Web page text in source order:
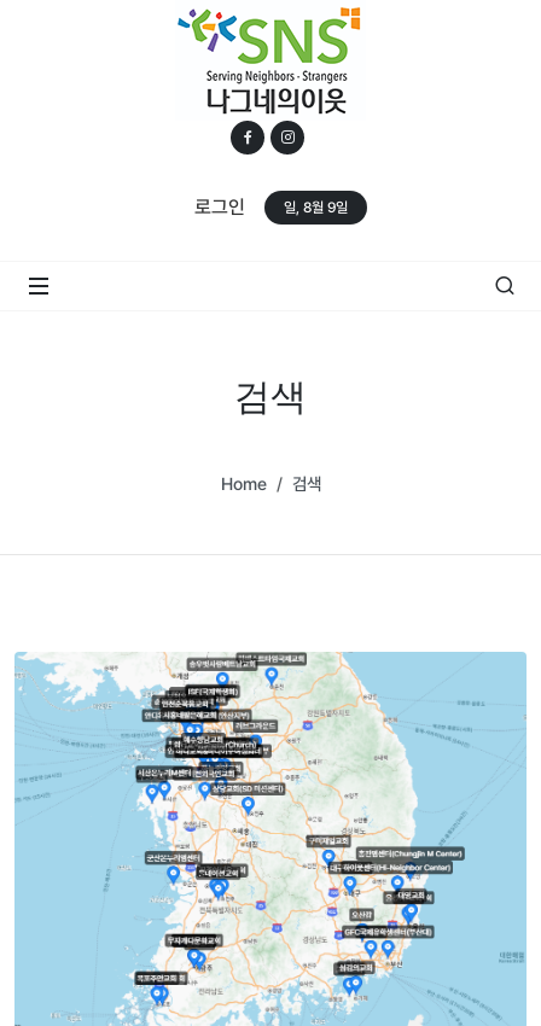
로그인 일, 8월 9일
검색
Home 검색